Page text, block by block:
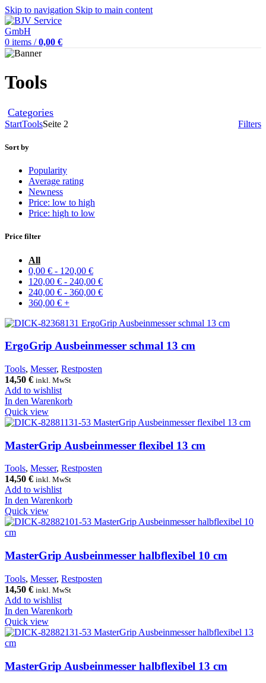
Skip to navigation Skip to main content
0 items / 0,00 €
Tools
Categories
StartToolsSeite 2 Filters
Sort by
Popularity
Average rating
Newness
Price: low to high
Price: high to low
Price filter
All
0,00 € - 120,00 €
120,00 € - 240,00 €
240,00 € - 360,00 €
360,00 € +
ErgoGrip Ausbeinmesser schmal 13 cm
Tools, Messer, Restposten
14,50 € inkl. MwSt
Add to wishlist
In den Warenkorb
Quick view
MasterGrip Ausbeinmesser flexibel 13 cm
Tools, Messer, Restposten
14,50 € inkl. MwSt
Add to wishlist
In den Warenkorb
Quick view
MasterGrip Ausbeinmesser halbflexibel 10 cm
Tools, Messer, Restposten
14,50 € inkl. MwSt
Add to wishlist
In den Warenkorb
Quick view
MasterGrip Ausbeinmesser halbflexibel 13 cm